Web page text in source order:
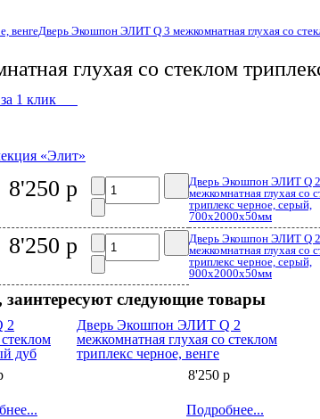
венгеДверь Экошпон ЭЛИТ Q 3 межкомнатная глухая со
глухая со стеклом
за 1 клик
«Элит»
8'250 р
Дверь Экошпон ЭЛИТ Q 2
межкомнатная глухая со
триплекс черное, серый,
700x2000x50мм
8'250 р
Дверь Экошпон ЭЛИТ Q 2
межкомнатная глухая со
триплекс черное, серый,
900x2000x50мм
следующие товары
2
дуб
Дверь Экошпон ЭЛИТ Q 2
межкомнатная глухая со стеклом
триплекс черное, венге
8'250 р
Подробнее...